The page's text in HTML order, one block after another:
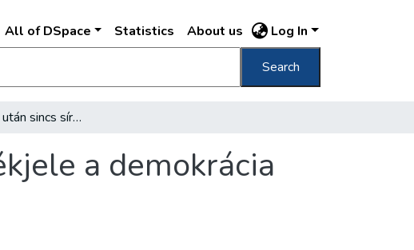
All of DSpace Statistics About us Log In
Search
Másfélszázad után sincs sírja, sem emlékjele a demokrácia első magyar vértanúinak
a demokrácia